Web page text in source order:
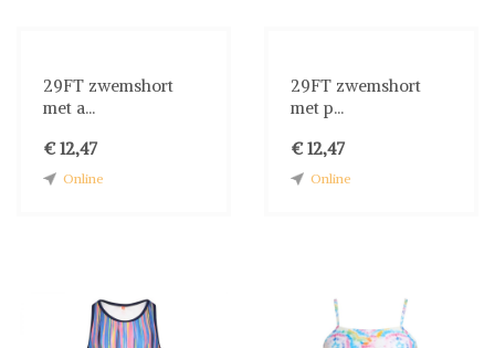
29FT zwemshort
met a...
€ 12,47
Online
29FT zwemshort
met p...
€ 12,47
Online